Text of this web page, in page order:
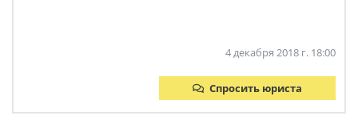
4 декабря 2018 г. 18:00
Спросить юриста